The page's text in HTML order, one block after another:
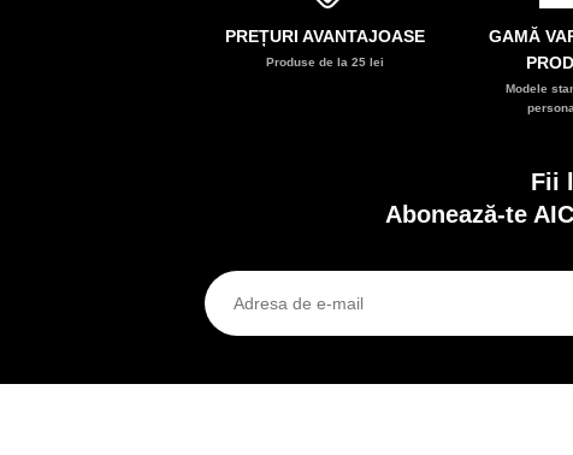
PREȚURI AVANTAJOASE
Produse de la 25 lei
GAMĂ
Modele
Fii
Abonează-te